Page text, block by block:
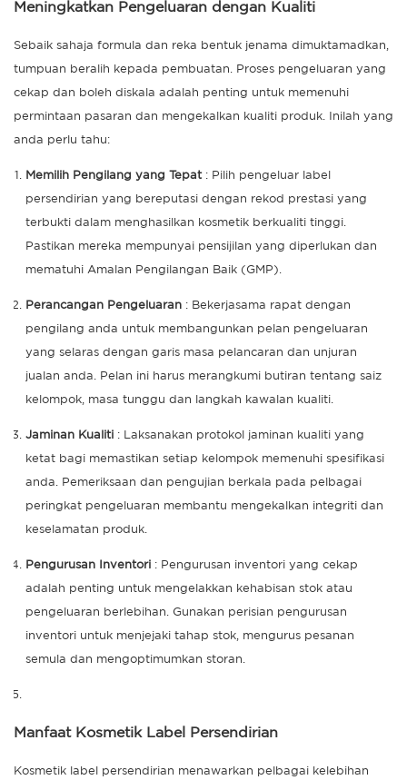
Meningkatkan Pengeluaran dengan Kualiti
Sebaik sahaja formula dan reka bentuk jenama dimuktamadkan,
tumpuan beralih kepada pembuatan. Proses pengeluaran yang
cekap dan boleh diskala adalah penting untuk memenuhi
permintaan pasaran dan mengekalkan kualiti produk. Inilah yang
anda perlu tahu:
Memilih Pengilang yang Tepat: Pilih pengeluar label
persendirian yang bereputasi dengan rekod prestasi yang
terbukti dalam menghasilkan kosmetik berkualiti tinggi.
Pastikan mereka mempunyai pensijilan yang diperlukan dan
mematuhi Amalan Pengilangan Baik (GMP).
Perancangan Pengeluaran : Bekerjasama rapat dengan
pengilang anda untuk membangunkan pelan pengeluaran
yang selaras dengan garis masa pelancaran dan unjuran
jualan anda. Pelan ini harus merangkumi butiran tentang saiz
kelompok, masa tunggu dan langkah kawalan kualiti.
Jaminan Kualiti : Laksanakan protokol jaminan kualiti yang
ketat bagi memastikan setiap kelompok memenuhi spesifikasi
anda. Pemeriksaan dan pengujian berkala pada pelbagai
peringkat pengeluaran membantu mengekalkan integriti dan
keselamatan produk.
Pengurusan Inventori : Pengurusan inventori yang cekap
adalah penting untuk mengelakkan kehabisan stok atau
pengeluaran berlebihan. Gunakan perisian pengurusan
inventori untuk menjejaki tahap stok, mengurus pesanan
semula dan mengoptimumkan storan.
Manfaat Kosmetik Label Persendirian
Kosmetik label persendirian menawarkan pelbagai kelebihan